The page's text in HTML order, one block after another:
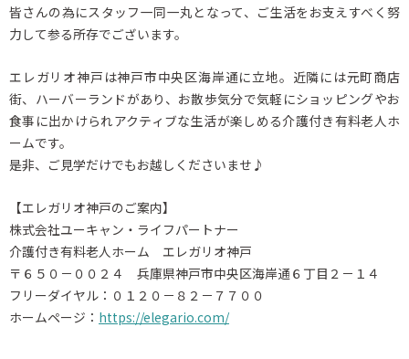
皆さんの為にスタッフ一同一丸となって、ご生活をお支えすべく努
力して参る所存でございます。
エレガリオ神戸は神戸市中央区海岸通に立地。近隣には元町商店
街、ハーバーランドがあり、お散歩気分で気軽にショッピングやお
食事に出かけられアクティブな生活が楽しめる介護付き有料老人ホ
ームです。
是非、ご見学だけでもお越しくださいませ♪
【エレガリオ神戸のご案内】
株式会社ユーキャン・ライフパートナー
介護付き有料老人ホーム エレガリオ神戸
〒６５０－００２４ 兵庫県神戸市中央区海岸通６丁目２－１４
フリーダイヤル：０１２０－８２－７７００
ホームページ： https://elegario.com/